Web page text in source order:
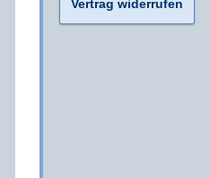
Vertrag widerrufen